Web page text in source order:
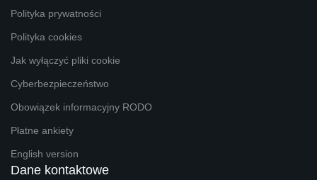
Polityka prywatności
Polityka cookies
Jak wyłączyć pliki cookie
Cyberbezpieczeństwo
Obowiązek informacyjny RODO
Płatne ankiety
English version
Dane kontaktowe